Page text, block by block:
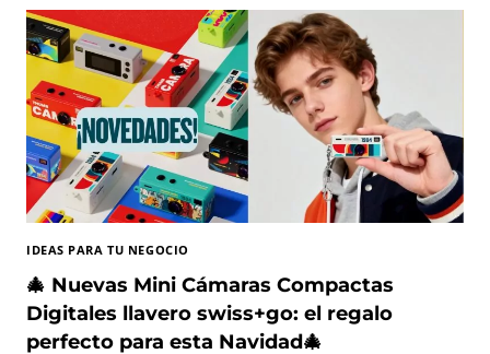
U
R
A
R
,
I
M
P
R
I
I
Y
D
I
H
O
T
O
E
S
T
A
R
Á
R
E
E
N
IDEAS PARA TU NEGOCIO
🎄 Nuevas Mini Cámaras Compactas
Digitales llavero swiss+go: el regalo
perfecto para esta Navidad🎄